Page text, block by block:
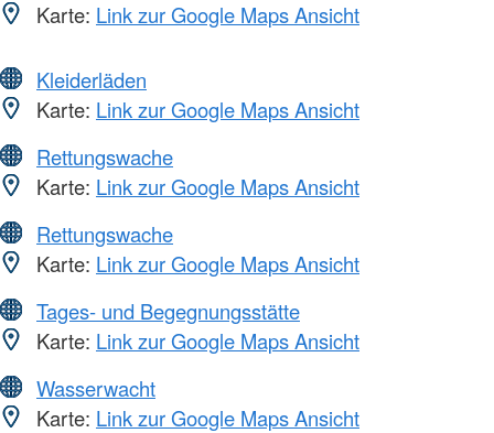
Karte: Link zur Google Maps Ansicht
Kleiderläden
Karte: Link zur Google Maps Ansicht
Rettungswache
Karte: Link zur Google Maps Ansicht
Rettungswache
Karte: Link zur Google Maps Ansicht
Tages- und Begegnungsstätte
Karte: Link zur Google Maps Ansicht
Wasserwacht
Karte: Link zur Google Maps Ansicht